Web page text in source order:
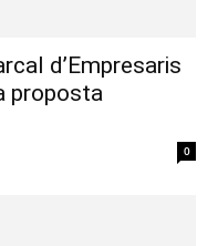
d’Empresaris
proposta
0